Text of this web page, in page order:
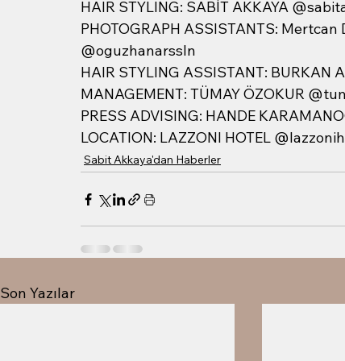
HAIR STYLING: SABİT AKKAYA
PHOTOGRAPH ASSISTANTS:
@oguzhanarssln
HAIR STYLING ASSISTANT: BURKAN
MANAGEMENT: TÜMAY ÖZOKUR
PRESS ADVISING: HANDE
LOCATION: LAZZONI HOTEL
Sabit Akkaya'dan Haberler
Son Yazılar